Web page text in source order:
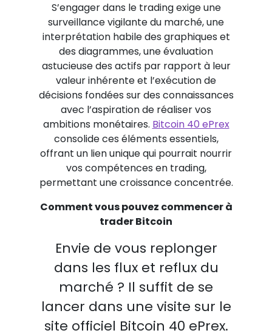
S’engager dans le trading exige une
surveillance vigilante du marché, une
interprétation habile des graphiques et
des diagrammes, une évaluation
astucieuse des actifs par rapport à leur
valeur inhérente et l’exécution de
décisions fondées sur des connaissances
avec l’aspiration de réaliser vos
ambitions monétaires. Bitcoin 40 ePrex
consolide ces éléments essentiels,
offrant un lien unique qui pourrait nourrir
vos compétences en trading,
permettant une croissance concentrée.
Comment vous pouvez commencer à
trader Bitcoin
Envie de vous replonger
dans les flux et reflux du
marché ? Il suffit de se
lancer dans une visite sur le
site officiel Bitcoin 40 ePrex.